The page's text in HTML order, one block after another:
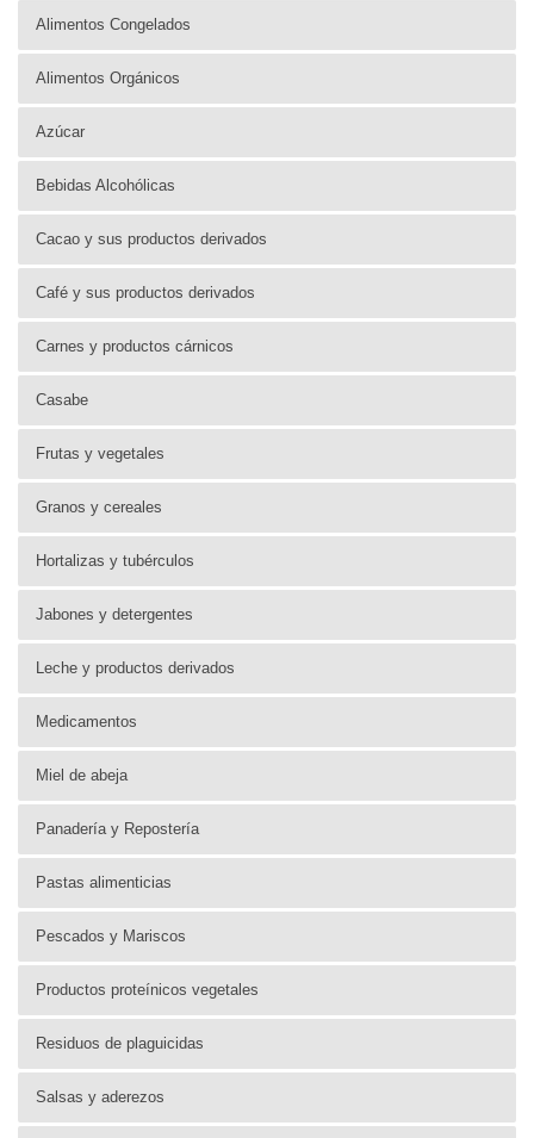
Alimentos Congelados
Alimentos Orgánicos
Azúcar
Bebidas Alcohólicas
Cacao y sus productos derivados
Café y sus productos derivados
Carnes y productos cárnicos
Casabe
Frutas y vegetales
Granos y cereales
Hortalizas y tubérculos
Jabones y detergentes
Leche y productos derivados
Medicamentos
Miel de abeja
Panadería y Repostería
Pastas alimenticias
Pescados y Mariscos
Productos proteínicos vegetales
Residuos de plaguicidas
Salsas y aderezos